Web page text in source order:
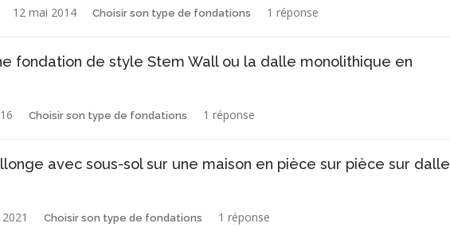
12 mai 2014 Choisir son type de fondations 1 réponse
fondation de style Stem Wall ou la dalle monolithique en
Choisir son type de fondations 1 réponse
avec sous-sol sur une maison en pièce sur pièce sur dalle
Choisir son type de fondations 1 réponse